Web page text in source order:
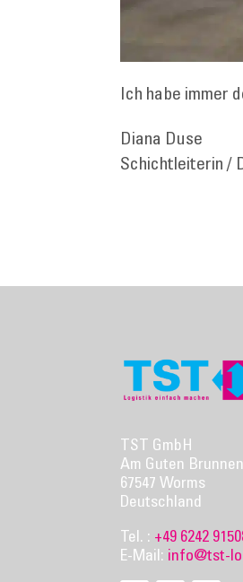
Ich habe immer
Diana Duse
Schichtleiterin /
TST GmbH
Am Guten Brunnen
67547 Worms
Deutschland
Tel. : +49 6242
E-Mail: info@tst-